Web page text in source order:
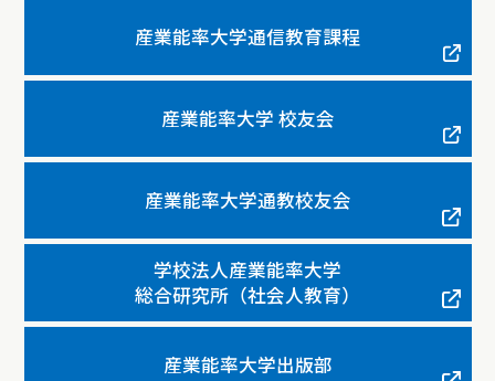
産業能率大学通信教育課程
産業能率大学 校友会
産業能率大学通教校友会
学校法人産業能率大学
総合研究所（社会人教育）
産業能率大学出版部